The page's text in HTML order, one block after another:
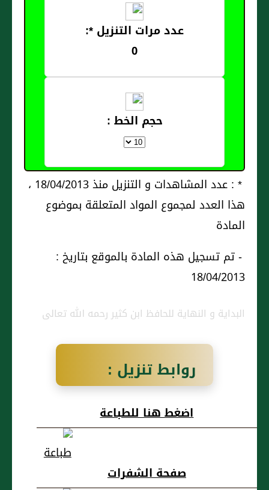
عدد مرات التنزيل *:
0
حجم الخط :
* : عدد المشاهدات و التنزيل منذ 18/04/2013 ،
هذا العدد لمجموع المواد المتعلقة بموضوع
المادة
- تم تسجيل هذه المادة بالموقع بتاريخ :
18/04/2013
البداية و النهاية للحافظ ابن كثير رحمه الله تعالى
روابط تنزيل :
الشاعر الأديب
اضغط هنا للطباعة
صفحة الشفرات